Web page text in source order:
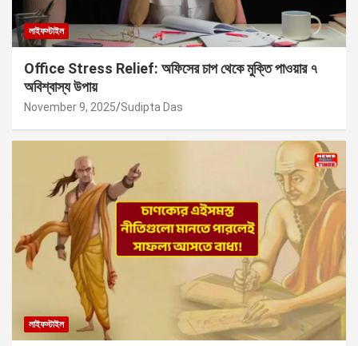
লাইফস্টাইল
Office Stress Relief: অফিসের চাপ থেকে মুক্তি পাওয়ার ৭
অবিশ্বাস্য উপায়
November 9, 2025 Sudipta Das
লাইফস্টাইল